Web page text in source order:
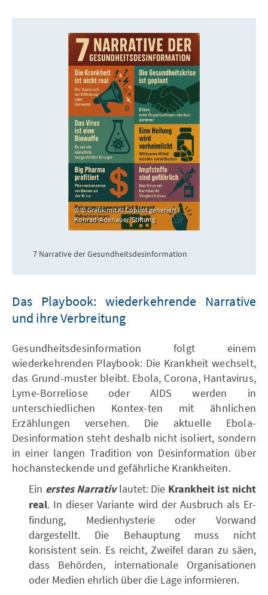
© Grafik mit KI Copilot generiert /
Konrad-Adenauer-Stiftung
7 Narrative der Gesundheitsdesinformation
Das Playbook: wiederkehrende Narrative
und ihre Verbreitung
Gesundheitsdesinformation folgt einem
wiederkehrenden Playbook: Die Krankheit wechselt,
das Grund-muster bleibt. Ebola, Corona, Hantavirus,
Lyme-Borreliose oder AIDS werden in
unterschiedlichen Kontex-ten mit ähnlichen
Erzählungen versehen. Die aktuelle Ebola-
Desinformation steht deshalb nicht isoliert, sondern
in einer langen Tradition von Desinformation über
hochansteckende und gefährliche Krankheiten.
Ein erstes Narrativlautet: Die Krankheit ist nicht
real. In dieser Variante wird der Ausbruch als Er-
findung, Medienhysterie oder Vorwand
dargestellt. Die Behauptung muss nicht
konsistent sein. Es reicht, Zweifel daran zu säen,
dass Behörden, internationale Organisationen
oder Medien ehrlich über die Lage informieren.